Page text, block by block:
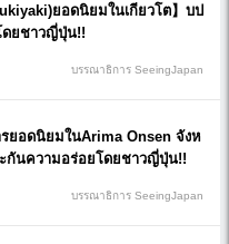
ยอดนิยมในเกียวโต】บป
ดยชาวญี่ปุ่น!!
บรรณาธิการ SeeingJapan
รยอดนิยมในArima Onsen จังห
ะกันความอร่อยโดยชาวญี่ปุ่น!!
บรรณาธิการ SeeingJapan